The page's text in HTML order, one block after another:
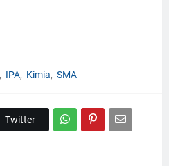
IPA Kimia SMA
Twitter